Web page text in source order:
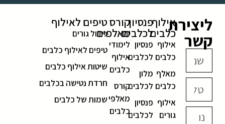
ליצירת
קשר
אילוף
כלבים
אילוף
כלבים
מאלף
כלבים
אילוף
גורים
פנסיון
לכלבים
פנסיון
לכלבים
מלון
לכלבים
פנסיון
לכלבים
קורס
מאלפים
לימודי
אילוף
כלבים
קורס
מאלפי
כלבים
טיפים לאילוף
גידול גורים
טיפים לאילוף כלבים
שיטות אילוף כלבים
חרדת נטישה בכלבים
שמות של כלבים